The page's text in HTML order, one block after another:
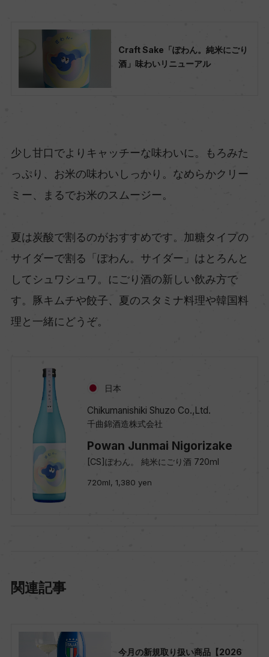
Craft Sake「ぽわん。純米にごり
酒」味わいリニューアル
少し甘口でよりキャッチーな味わいに。もろみた
っぷり、お米の味わいしっかり。なめらかクリー
ミー、まるでお米のスムージー。
夏は炭酸で割るのがおすすめです。加糖タイプの
サイダーで割る「ぽわん。サイダー」はとろんと
してシュワシュワ。にごり酒の新しい飲み方で
す。豚キムチや餃子、夏のスタミナ料理や韓国料
理と一緒にどうぞ。
日本
Chikumanishiki Shuzo Co.,Ltd.
千曲錦酒造株式会社
Powan Junmai Nigorizake
[CS]ぽわん。 純米にごり酒 720ml
720ml, 1,380 yen
関連記事
今月の新規取り扱い商品【2026